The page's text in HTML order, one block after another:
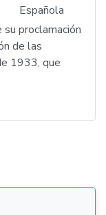
proclamación
de las
1933, que